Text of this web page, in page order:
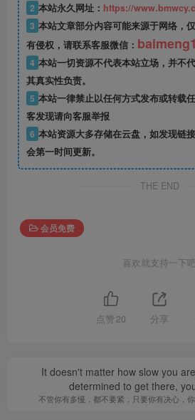
2 本站永久网址： https://
3 本站文章部分内容可能来源于网络，
有侵权，请联系客服微信：
4 本站一切资源不代表本站立场，并不
其真实性负责。
5 本站一律禁止以任何方式发布或转载
客发现请向客服举报
6 本站资源大多存储在云盘，如发现链
会第一时间更新。
THE END
会员免费
喜欢就支持一下
点赞 20 分享
It doesn't matter how slow you
determined to get there,
不管你有多慢，都不要紧，只要你有决心，